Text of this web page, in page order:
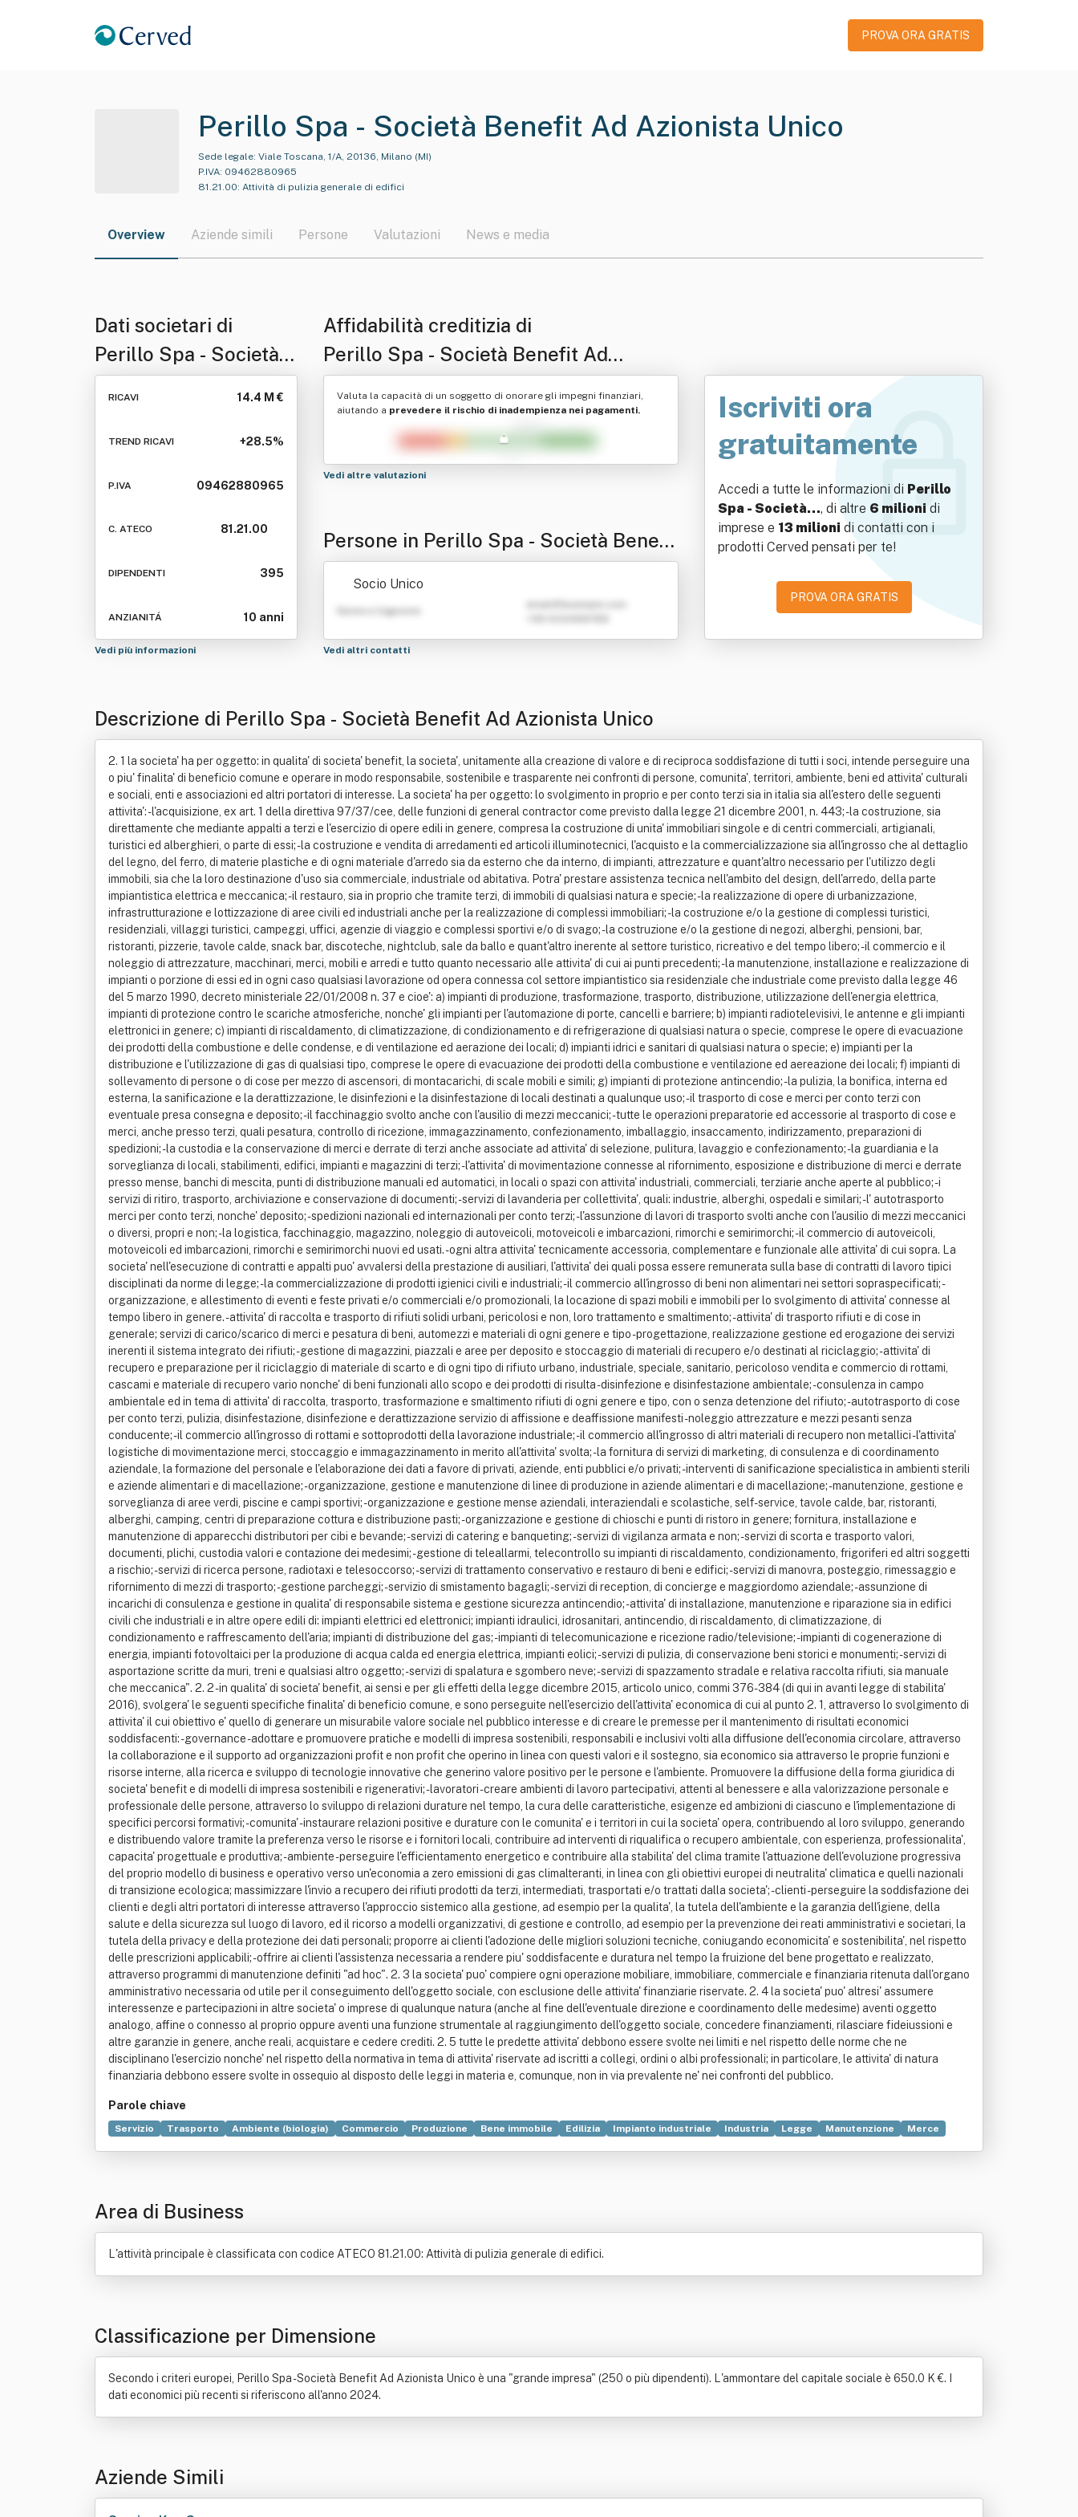
PROVA ORA GRATIS
Perillo Spa - Società Benefit Ad Azionista Unico
Sede legale: Viale Toscana, 1/A, 20136, Milano (MI)
P.IVA: 09462880965
81.21.00: Attività di pulizia generale di edifici
Overview Aziende simili Persone Valutazioni News e media
Dati societari di
Perillo Spa - Società
Benefit Ad Azionista
RICAVI 14.4 M €
TREND RICAVI +28.5%
P.IVA 09462880965
C. ATECO 81.21.00
DIPENDENTI 395
ANZIANITÁ 10 anni
Vedi più informazioni
Affidabilità creditizia di
Perillo Spa - Società Benefit Ad
Azionista Unico
Valuta la capacità di un soggetto di onorare gli impegni finanziari,
aiutando a prevedere il rischio di inadempienza nei pagamenti.
Vedi altre valutazioni
Persone in Perillo Spa - Società Benefit
Ad Azionista Unico
Socio Unico
Nome e Cognome
Vedi altri contatti
Iscriviti ora
gratuitamente
Accedi a tutte le informazioni di Perillo
Spa - Società…, di altre 6 milioni di
imprese e 13 milioni di contatti con i
prodotti Cerved pensati per te!
PROVA ORA GRATIS
Descrizione di Perillo Spa - Società Benefit Ad Azionista Unico
2. 1 la societa' ha per oggetto: in qualita' di societa' benefit, la societa', unitamente alla creazione di valore e di reciproca soddisfazione di tutti i soci, intende perseguire una o piu' finalita' di beneficio comune e operare in modo responsabile, sostenibile e trasparente nei confronti di persone, comunita', territori, ambiente, beni ed attivita' culturali e sociali, enti e associazioni ed altri portatori di interesse. La societa' ha per oggetto: lo svolgimento in proprio e per conto terzi sia in italia sia all'estero delle seguenti attivita': - l'acquisizione, ex art. 1 della direttiva 97/37/cee, delle funzioni di general contractor come previsto dalla legge 21 dicembre 2001, n. 443; - la costruzione, sia direttamente che mediante appalti a terzi e l'esercizio di opere edili in genere, compresa la costruzione di unita' immobiliari singole e di centri commerciali, artigianali, turistici ed alberghieri, o parte di essi; - la costruzione e vendita di arredamenti ed articoli illuminotecnici, l'acquisto e la commercializzazione sia all'ingrosso che al dettaglio del legno, del ferro, di materie plastiche e di ogni materiale d'arredo sia da esterno che da interno, di impianti, attrezzature e quant'altro necessario per l'utilizzo degli immobili, sia che la loro destinazione d'uso sia commerciale, industriale od abitativa. Potra' prestare assistenza tecnica nell'ambito del design, dell'arredo, della parte impiantistica elettrica e meccanica; - il restauro, sia in proprio che tramite terzi, di immobili di qualsiasi natura e specie; - la realizzazione di opere di urbanizzazione, infrastrutturazione e lottizzazione di aree civili ed industriali anche per la realizzazione di complessi immobiliari; - la costruzione e/o la gestione di complessi turistici, residenziali, villaggi turistici, campeggi, uffici, agenzie di viaggio e complessi sportivi e/o di svago; - la costruzione e/o la gestione di negozi, alberghi, pensioni, bar, ristoranti, pizzerie, tavole calde, snack bar, discoteche, nightclub, sale da ballo e quant'altro inerente al settore turistico, ricreativo e del tempo libero; - il commercio e il noleggio di attrezzature, macchinari, merci, mobili e arredi e tutto quanto necessario alle attivita' di cui ai punti precedenti; - la manutenzione, installazione e realizzazione di impianti o porzione di essi ed in ogni caso qualsiasi lavorazione od opera connessa col settore impiantistico sia residenziale che industriale come previsto dalla legge 46 del 5 marzo 1990, decreto ministeriale 22/01/2008 n. 37 e cioe': a) impianti di produzione, trasformazione, trasporto, distribuzione, utilizzazione dell'energia elettrica, impianti di protezione contro le scariche atmosferiche, nonche' gli impianti per l'automazione di porte, cancelli e barriere; b) impianti radiotelevisivi, le antenne e gli impianti elettronici in genere; c) impianti di riscaldamento, di climatizzazione, di condizionamento e di refrigerazione di qualsiasi natura o specie, comprese le opere di evacuazione dei prodotti della combustione e delle condense, e di ventilazione ed aerazione dei locali; d) impianti idrici e sanitari di qualsiasi natura o specie; e) impianti per la distribuzione e l'utilizzazione di gas di qualsiasi tipo, comprese le opere di evacuazione dei prodotti della combustione e ventilazione ed aereazione dei locali; f) impianti di sollevamento di persone o di cose per mezzo di ascensori, di montacarichi, di scale mobili e simili; g) impianti di protezione antincendio; - la pulizia, la bonifica, interna ed esterna, la sanificazione e la derattizzazione, le disinfezioni e la disinfestazione di locali destinati a qualunque uso; - il trasporto di cose e merci per conto terzi con eventuale presa consegna e deposito; - il facchinaggio svolto anche con l'ausilio di mezzi meccanici; - tutte le operazioni preparatorie ed accessorie al trasporto di cose e merci, anche presso terzi, quali pesatura, controllo di ricezione, immagazzinamento, confezionamento, imballaggio, insaccamento, indirizzamento, preparazioni di spedizioni; - la custodia e la conservazione di merci e derrate di terzi anche associate ad attivita' di selezione, pulitura, lavaggio e confezionamento; - la guardiania e la sorveglianza di locali, stabilimenti, edifici, impianti e magazzini di terzi; - l'attivita' di movimentazione connesse al rifornimento, esposizione e distribuzione di merci e derrate presso mense, banchi di mescita, punti di distribuzione manuali ed automatici, in locali o spazi con attivita' industriali, commerciali, terziarie anche aperte al pubblico; - i servizi di ritiro, trasporto, archiviazione e conservazione di documenti; - servizi di lavanderia per collettivita', quali: industrie, alberghi, ospedali e similari; - l' autotrasporto merci per conto terzi, nonche' deposito; - spedizioni nazionali ed internazionali per conto terzi; - l'assunzione di lavori di trasporto svolti anche con l'ausilio di mezzi meccanici o diversi, propri e non; - la logistica, facchinaggio, magazzino, noleggio di autoveicoli, motoveicoli e imbarcazioni, rimorchi e semirimorchi; - il commercio di autoveicoli, motoveicoli ed imbarcazioni, rimorchi e semirimorchi nuovi ed usati. - ogni altra attivita' tecnicamente accessoria, complementare e funzionale alle attivita' di cui sopra. La societa' nell'esecuzione di contratti e appalti puo' avvalersi della prestazione di ausiliari, l'attivita' dei quali possa essere remunerata sulla base di contratti di lavoro tipici disciplinati da norme di legge; - la commercializzazione di prodotti igienici civili e industriali; - il commercio all'ingrosso di beni non alimentari nei settori sopraspecificati; - organizzazione, e allestimento di eventi e feste privati e/o commerciali e/o promozionali, la locazione di spazi mobili e immobili per lo svolgimento di attivita' connesse al tempo libero in genere. - attivita' di raccolta e trasporto di rifiuti solidi urbani, pericolosi e non, loro trattamento e smaltimento; - attivita' di trasporto rifiuti e di cose in generale; servizi di carico/scarico di merci e pesatura di beni, automezzi e materiali di ogni genere e tipo - progettazione, realizzazione gestione ed erogazione dei servizi inerenti il sistema integrato dei rifiuti; - gestione di magazzini, piazzali e aree per deposito e stoccaggio di materiali di recupero e/o destinati al riciclaggio; - attivita' di recupero e preparazione per il riciclaggio di materiale di scarto e di ogni tipo di rifiuto urbano, industriale, speciale, sanitario, pericoloso vendita e commercio di rottami, cascami e materiale di recupero vario nonche' di beni funzionali allo scopo e dei prodotti di risulta - disinfezione e disinfestazione ambientale; - consulenza in campo ambientale ed in tema di attivita' di raccolta, trasporto, trasformazione e smaltimento rifiuti di ogni genere e tipo, con o senza detenzione del rifiuto; - autotrasporto di cose per conto terzi, pulizia, disinfestazione, disinfezione e derattizzazione servizio di affissione e deaffissione manifesti - noleggio attrezzature e mezzi pesanti senza conducente; - il commercio all'ingrosso di rottami e sottoprodotti della lavorazione industriale; - il commercio all'ingrosso di altri materiali di recupero non metallici - l'attivita' logistiche di movimentazione merci, stoccaggio e immagazzinamento in merito all'attivita' svolta; - la fornitura di servizi di marketing, di consulenza e di coordinamento aziendale, la formazione del personale e l'elaborazione dei dati a favore di privati, aziende, enti pubblici e/o privati; - interventi di sanificazione specialistica in ambienti sterili e aziende alimentari e di macellazione; - organizzazione, gestione e manutenzione di linee di produzione in aziende alimentari e di macellazione; - manutenzione, gestione e sorveglianza di aree verdi, piscine e campi sportivi; - organizzazione e gestione mense aziendali, interaziendali e scolastiche, self-service, tavole calde, bar, ristoranti, alberghi, camping, centri di preparazione cottura e distribuzione pasti; - organizzazione e gestione di chioschi e punti di ristoro in genere; fornitura, installazione e manutenzione di apparecchi distributori per cibi e bevande; - servizi di catering e banqueting; - servizi di vigilanza armata e non; - servizi di scorta e trasporto valori, documenti, plichi, custodia valori e contazione dei medesimi; - gestione di teleallarmi, telecontrollo su impianti di riscaldamento, condizionamento, frigoriferi ed altri soggetti a rischio; - servizi di ricerca persone, radiotaxi e telesoccorso; - servizi di trattamento conservativo e restauro di beni e edifici; - servizi di manovra, posteggio, rimessaggio e rifornimento di mezzi di trasporto; - gestione parcheggi; - servizio di smistamento bagagli; - servizi di reception, di concierge e maggiordomo aziendale; - assunzione di incarichi di consulenza e gestione in qualita' di responsabile sistema e gestione sicurezza antincendio; - attivita' di installazione, manutenzione e riparazione sia in edifici civili che industriali e in altre opere edili di: impianti elettrici ed elettronici; impianti idraulici, idrosanitari, antincendio, di riscaldamento, di climatizzazione, di condizionamento e raffrescamento dell'aria; impianti di distribuzione del gas; - impianti di telecomunicazione e ricezione radio/televisione; - impianti di cogenerazione di energia, impianti fotovoltaici per la produzione di acqua calda ed energia elettrica, impianti eolici; - servizi di pulizia, di conservazione beni storici e monumenti; - servizi di asportazione scritte da muri, treni e qualsiasi altro oggetto; - servizi di spalatura e sgombero neve; - servizi di spazzamento stradale e relativa raccolta rifiuti, sia manuale che meccanica". 2. 2 - in qualita' di societa' benefit, ai sensi e per gli effetti della legge dicembre 2015, articolo unico, commi 376-384 (di qui in avanti legge di stabilita' 2016), svolgera' le seguenti specifiche finalita' di beneficio comune, e sono pe
Parole chiave
Servizio Trasporto Ambiente (biologia) Commercio Produzione Bene immobile Edilizia Impianto industriale Industria Legge Manutenzione
Merce
Area di Business
L'attività principale è classificata con codice ATECO 81.21.00: Attività di pulizia generale di edifici.
Classificazione per Dimensione
Secondo i criteri europei, Perillo Spa - Società Benefit Ad Azionista Unico è una "grande impresa" (250 o più dipendenti). L'ammontare del capitale sociale è 650.0 K €. I
dati economici più recenti si riferiscono all'anno 2024.
Aziende Simili